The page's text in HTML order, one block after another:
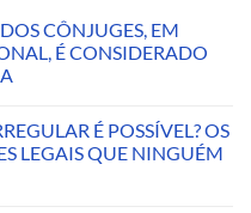
CÔNJUGES, EM
É CONSIDERADO
É POSSÍVEL? OS
LEGAIS QUE NINGUÉM